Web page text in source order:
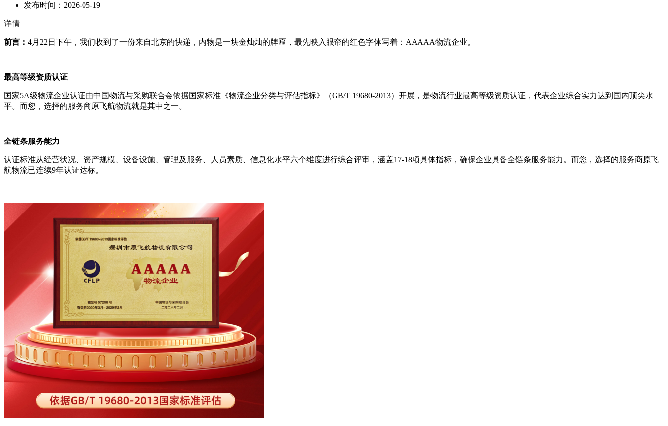
发布时间： 2026-05-19
详情
前言： 4月22日下午，我们收到了一份来自北京的快递，内物是一块金灿灿的牌匾，最先映入眼帘的红色字体写着：AAAAA物流企业。
最高等级资质认证
国家5A级物流企业认证由中国物流与采购联合会依据国家标准《物流企业分类与评估指标》（GB/T 19680-2013）开展，是物流行业最高等级资质认证，代表企业综合实力达到国内顶尖水
平。而您，选择的服务商原飞航物流就是其中之一。
全链条服务能力
认证标准从经营状况、资产规模、设备设施、管理及服务、人员素质、信息化水平六个维度进行综合评审，涵盖17-18项具体指标，确保企业具备全链条服务能力。而您，选择的服务商原飞
航物流已连续9年认证达标。